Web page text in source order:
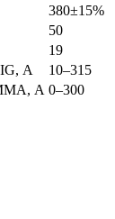
380±15%
50
19
А
10–315
А 0–300